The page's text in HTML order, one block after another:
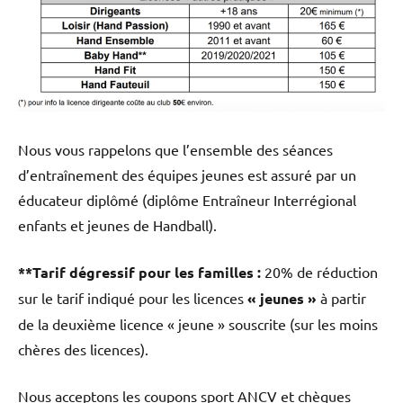
Nous vous rappelons que l’ensemble des séances
d’entraînement des équipes jeunes est assuré par un
éducateur diplômé (diplôme Entraîneur Interrégional
enfants et jeunes de Handball).
**Tarif dégressif pour les familles : 20% de réduction
sur le tarif indiqué pour les licences « jeunes » à partir
de la deuxième licence « jeune » souscrite (sur les moins
chères des licences).
Nous acceptons les coupons sport ANCV et chèques